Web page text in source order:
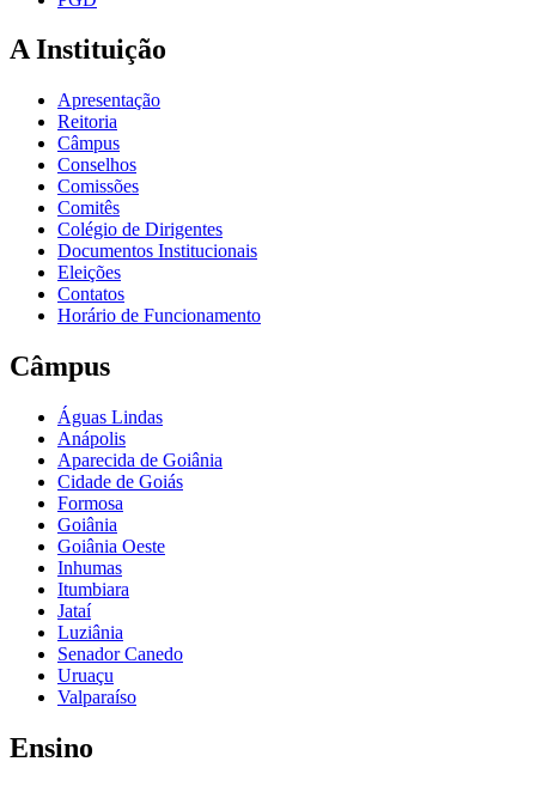
A Instituição
Apresentação
Reitoria
Câmpus
Conselhos
Comissões
Comitês
Colégio de Dirigentes
Documentos Institucionais
Eleições
Contatos
Horário de Funcionamento
Câmpus
Águas Lindas
Anápolis
Aparecida de Goiânia
Cidade de Goiás
Formosa
Goiânia
Goiânia Oeste
Inhumas
Itumbiara
Jataí
Luziânia
Senador Canedo
Uruaçu
Valparaíso
Ensino